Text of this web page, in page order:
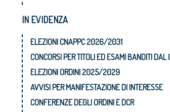
IN EVIDENZA
ELEZIONI CNAPPC 2026/2031
CONCORSI PER TITOLI ED ESAMI BANDITI DAL
ELEZIONI ORDINI 2025/2029
AVVISI PER MANIFESTAZIONE DI INTERESSE
CONFERENZE DEGLI ORDINI E DCR